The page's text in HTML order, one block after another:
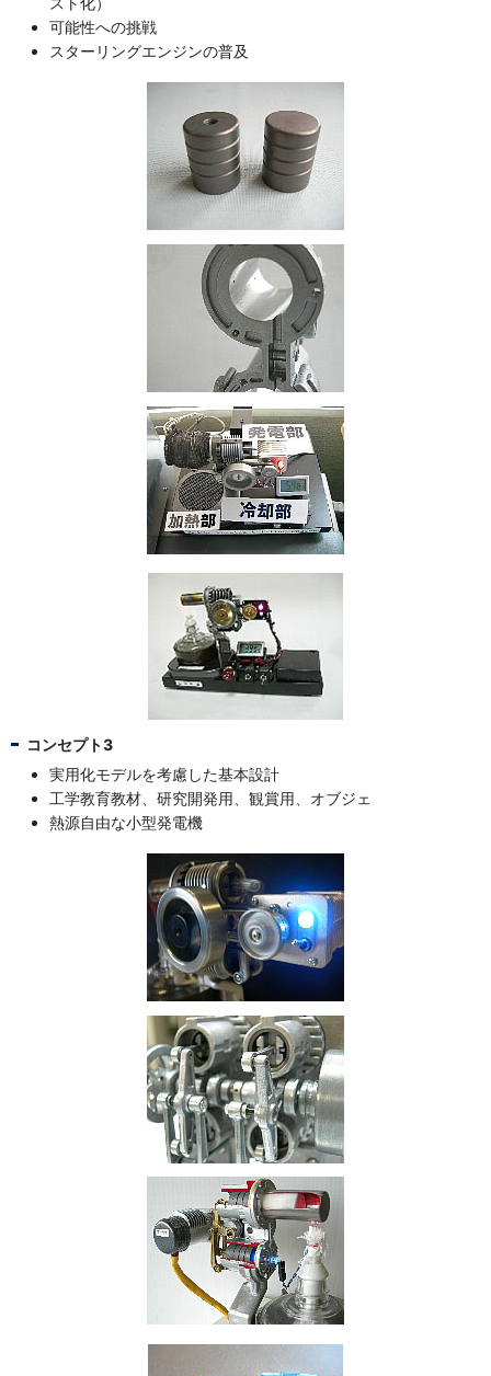
可能性への挑戦
スターリングエンジンの普及
コンセプト3
実用化モデルを考慮した基本設計
工学教育教材、研究開発用、観賞用、オブジェ
熱源自由な小型発電機